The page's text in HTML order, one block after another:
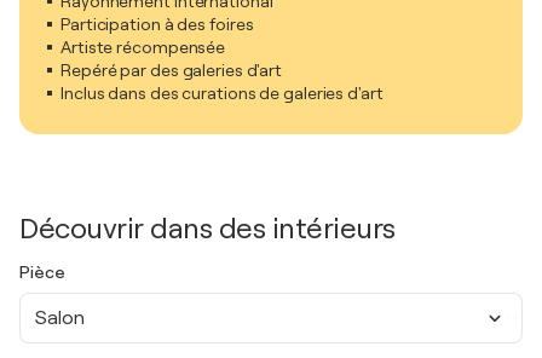
Participation à des foires
Artiste récompensée
Repéré par des galeries d'art
Inclus dans des curations de galeries d'art
Découvrir dans des intérieurs
Pièce
Salon